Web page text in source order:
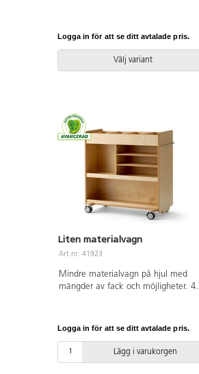
6 mm MDF.
Logga in för att se ditt avtalade pris.
Välj variant
Liten materialvagn
Art.nr: 41923
Mindre materialvagn på hjul med
mängder av fack och möjligheter. 4
fack på varandra längs hela bredden,
sidan har 1 större fack underst,
innermått B77xH30xD19 cm och
Logga in för att se ditt avtalade pris.
Lägg i varukorgen